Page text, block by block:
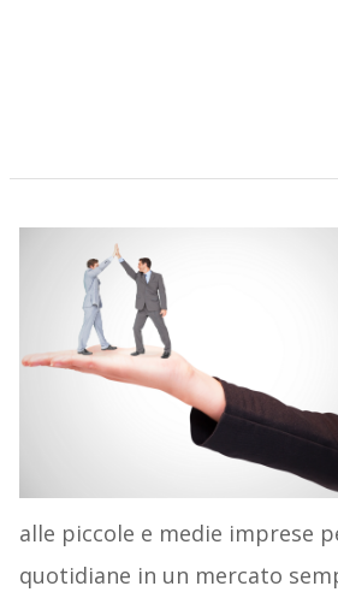
alle piccole e medie imprese
quotidiane in un mercato